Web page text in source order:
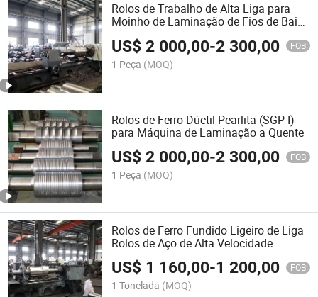
Rolos de Trabalho de Alta Liga para
Moinho de Laminação de Fios de Baixa
US$2 000,00-2 300,00 FOB
1 Peça (MOQ)
Rolos de Ferro Dúctil Pearlita (SGP I)
para Máquina de Laminação a Quente
US$2 000,00-2 300,00 FOB
1 Peça (MOQ)
Rolos de Ferro Fundido Ligeiro de Liga
Rolos de Aço de Alta Velocidade
US$ 1 160,00-1 200,00 FOB
1 Tonelada (MOQ)